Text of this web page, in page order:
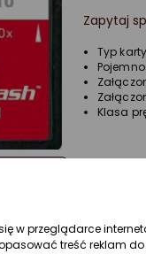
Zapytaj
Typ
Klasa
w przeglądarce
treść reklam